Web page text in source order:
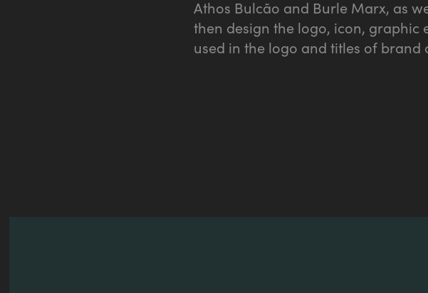
Athos Bulcão and Burle Marx, as
then design the logo, icon, graphic
used in the logo and titles of brand